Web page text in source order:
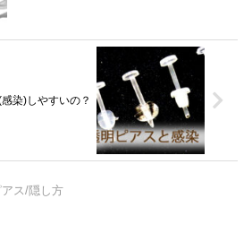
染)しやすいの？
ス/隠し方